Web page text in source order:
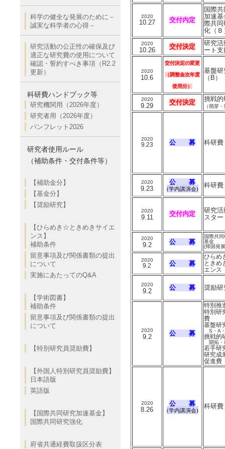
2020
10.27 交付内定
国際
加速
際共
化（Ｂ
2020
10.26 交付決定
研究活
ート支
2020
10.6
交付決定の変更
（調整金次年度
使用分）
基盤研
（B）
2020
9.29 交付決定 挑戦的
（萌芽
2020
9.23 公 募 科研費
2020
9.23
公 募
(学内講演会) 科研費
2020
9.11 交付内定
研究
スタ
2020
9.2 公 募
国際共
基金
(帰国発
2020
9.2 公 募
ひらめ
ときめ
エンス
2020
9.2 公 募 奨励研
2020
9.2 公 募
特別推
特別研
費
基盤研
S・A
挑戦的
開拓・
若手研
研究成
促進費
2020
8.26
公 募
(学内講演会)
科研費
科学の健全な発展のために－
誠実な科学者の心得－
研究活動の公正性の確保及び
適正な研究費の使用について
確認・誓約すべき事項（R2.2
更新）
科研費ハンドブック等
研究機関用（2026年度）
研究者用（2026年度）
パンフレット2026
研究者使用ルール
（補助条件・交付条件等）
【補助金分】
【基金分】
【奨励研究】
【ひらめき☆ときめきサイエ
ンス】
補助条件
留意事項及び関係書類の提出
について
実施にあたってのQ&A
【学術図書】
補助条件
留意事項及び関係書類の提出
について
【特別研究員奨励費】
【外国人特別研究員奨励費】
日本語版
英語版
【国際共同研究加速基金】
国際共同研究強化
府省共通経費取扱区分表